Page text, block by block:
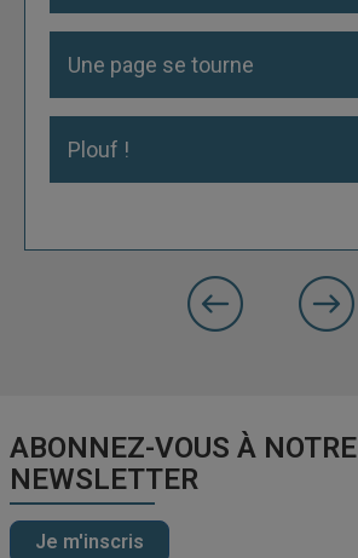
Une page se tourne
Plouf !
ABONNEZ-VOUS À NOTRE
NEWSLETTER
Je m'inscris